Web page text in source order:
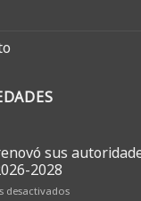
sus
2028
desactivadosen